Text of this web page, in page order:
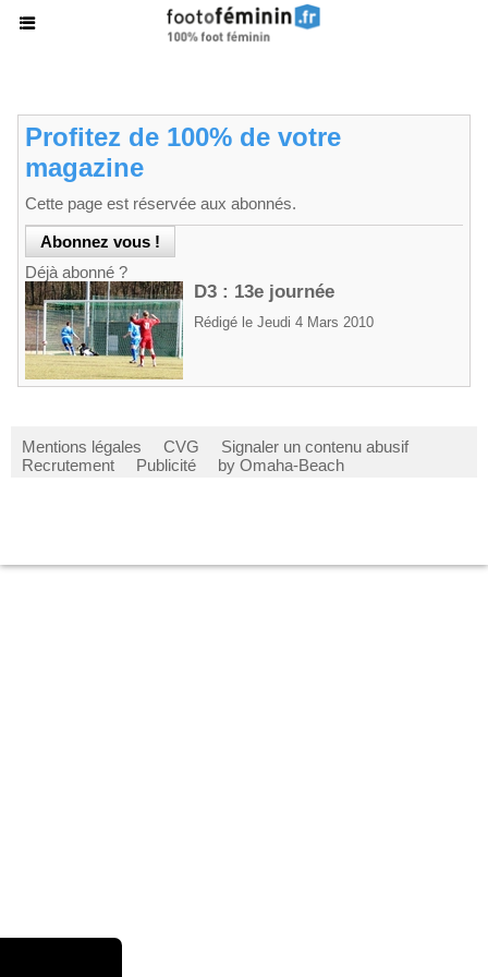
Profitez de 100% de votre
magazine
Cette page est réservée aux abonnés.
Déjà abonné ?
D3 : 13e journée
Rédigé le Jeudi 4 Mars 2010
Mentions légales CVG
Signaler un contenu abusif
Recrutement
Publicité by Omaha-Beach